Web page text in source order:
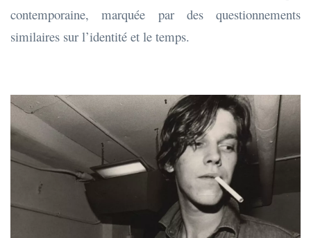
contemporaine, marquée par des questionnements
similaires sur l’identité et le temps.